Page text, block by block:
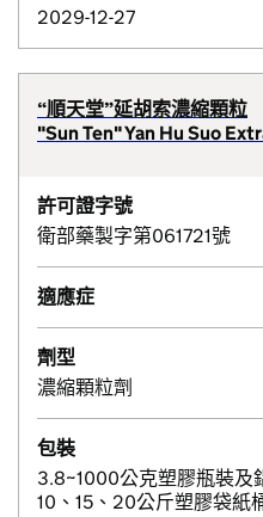
2029-12-27
“順天堂”延胡索濃縮顆粒
"Sun Ten" Yan Hu Suo
許可證字號
衛部藥製字第061721號
適應症
劑型
濃縮顆粒劑
包裝
3.8~1000公克塑膠瓶裝及
10、15、20公斤塑膠袋紙